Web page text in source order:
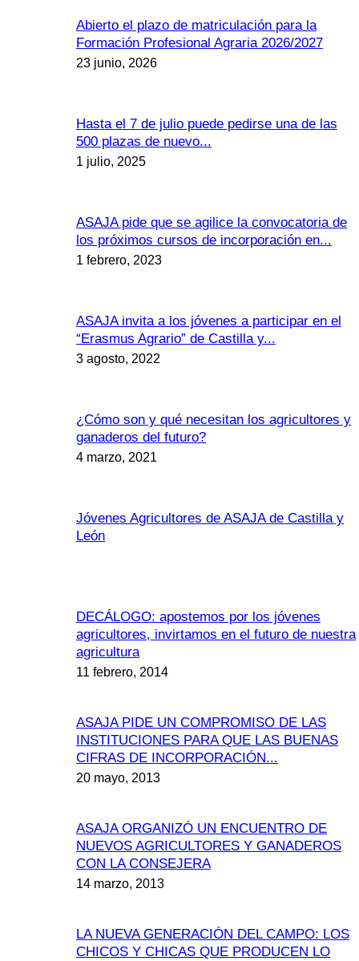
Abierto el plazo de matriculación para la
Formación Profesional Agraria 2026/2027
23 junio, 2026
Hasta el 7 de julio puede pedirse una de las
500 plazas de nuevo...
1 julio, 2025
ASAJA pide que se agilice la convocatoria de
los próximos cursos de incorporación en...
1 febrero, 2023
ASAJA invita a los jóvenes a participar en el
“Erasmus Agrario” de Castilla y...
3 agosto, 2022
¿Cómo son y qué necesitan los agricultores y
ganaderos del futuro?
4 marzo, 2021
Jóvenes Agricultores de ASAJA de Castilla y
León
DECÁLOGO: apostemos por los jóvenes
agricultores, invirtamos en el futuro de nuestra
agricultura
11 febrero, 2014
ASAJA PIDE UN COMPROMISO DE LAS
INSTITUCIONES PARA QUE LAS BUENAS
CIFRAS DE INCORPORACIÓN...
20 mayo, 2013
ASAJA ORGANIZÓ UN ENCUENTRO DE
NUEVOS AGRICULTORES Y GANADEROS
CON LA CONSEJERA
14 marzo, 2013
LA NUEVA GENERACIÓN DEL CAMPO: LOS
CHICOS Y CHICAS QUE PRODUCEN LO